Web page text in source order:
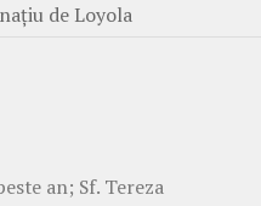
de Loyola
an; Sf. Tereza